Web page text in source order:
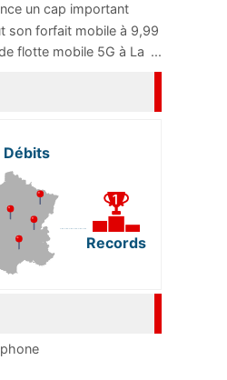
un cap important
...
son forfait mobile à 9,99
flotte mobile 5G à La ...
Débits
Records